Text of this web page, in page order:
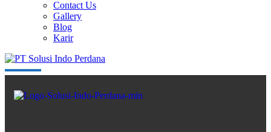
Contact Us
Gallery
Blog
Karir